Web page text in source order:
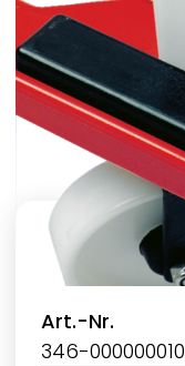
Art.-Nr.
346-000000010